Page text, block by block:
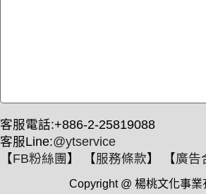
客服電話:+886-2-25819088
客服Line:@ytservice
【FB粉絲團 】 【服務條款】 【廣告
Copyright @ 楊桃文化事業